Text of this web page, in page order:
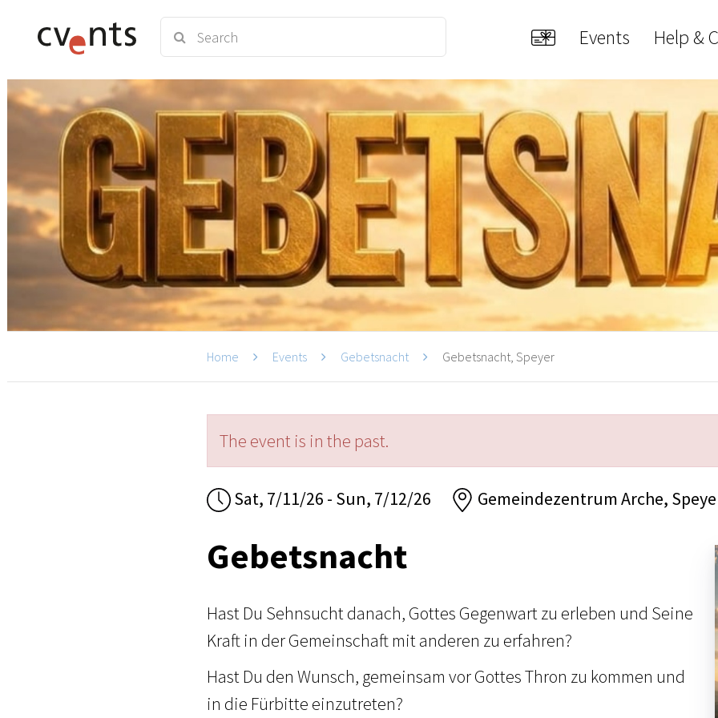
Events Help &
Home Events Gebetsnacht Gebetsnacht, Speyer
The event is in the past.
Sat, 7/11/26 - Sun, 7/12/26 Gemeindezentrum Arche,
Gebetsnacht
Hast Du Sehnsucht danach, Gottes Gegenwart zu erleben und Seine
Kraft in der Gemeinschaft mit anderen zu erfahren?
Hast Du den Wunsch, gemeinsam vor Gottes Thron zu kommen und
in die Fürbitte einzutreten?